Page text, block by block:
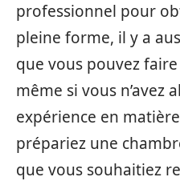
professionnel pour
pleine forme, il y a
que vous pouvez
même si vous n’avez
expérience en
prépariez une
que vous souhaitiez